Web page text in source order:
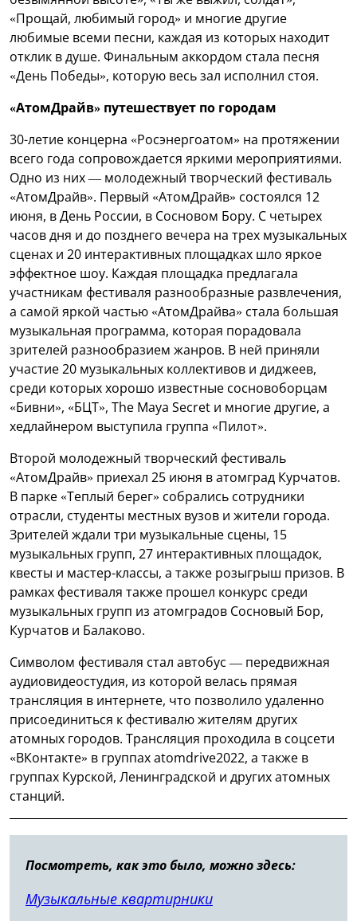
«Прощай, любимый город» и многие другие
любимые всеми песни, каждая из которых находит
отклик в душе. Финальным аккордом стала песня
«День Победы», которую весь зал исполнил стоя.
«АтомДрайв» путешествует по городам
30-летие концерна «Росэнергоатом» на протяжении
всего года сопровождается яркими мероприятиями.
Одно из них — молодежный творческий фестиваль
«АтомДрайв». Первый «АтомДрайв» состоялся 12
июня, в День России, в Сосновом Бору. С четырех
часов дня и до позднего вечера на трех музыкальных
сценах и 20 интерактивных площадках шло яркое
эффектное шоу. Каждая площадка предлагала
участникам фестиваля разнообразные развлечения,
а самой яркой частью «АтомДрайва» стала большая
музыкальная программа, которая порадовала
зрителей разнообразием жанров. В ней приняли
участие 20 музыкальных коллективов и диджеев,
среди которых хорошо известные сосновоборцам
«Бивни», «БЦТ», The Maya Secret и многие другие, а
хедлайнером выступила группа «Пилот».
Второй молодежный творческий фестиваль
«АтомДрайв» приехал 25 июня в атомград Курчатов.
В парке «Теплый берег» собрались сотрудники
отрасли, студенты местных вузов и жители города.
Зрителей ждали три музыкальные сцены, 15
музыкальных групп, 27 интерактивных площадок,
квесты и мастер-классы, а также розыгрыш призов. В
рамках фестиваля также прошел конкурс среди
музыкальных групп из атомградов Сосновый Бор,
Курчатов и Балаково.
Символом фестиваля стал автобус — передвижная
аудиовидеостудия, из которой велась прямая
трансляция в интернете, что позволило удаленно
присоединиться к фестивалю жителям других
атомных городов. Трансляция проходила в соцсети
«ВКонтакте» в группах atomdrive2022, а также в
группах Курской, Ленинградской и других атомных
станций.
Посмотреть, как это было, можно здесь:
Музыкальные квартирники